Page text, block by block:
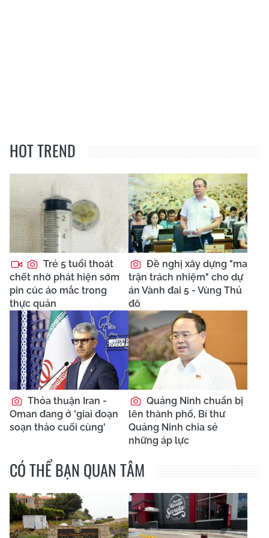
HOT TREND
Trẻ 5 tuổi thoát
chết nhờ phát hiện sớm
pin cúc áo mắc trong
thực quản
Đề nghị xây dựng "ma
trận trách nhiệm" cho dự
án Vành đai 5 - Vùng Thủ
đô
Thỏa thuận Iran -
Oman đang ở 'giai đoạn
soạn thảo cuối cùng'
Quảng Ninh chuẩn bị
lên thành phố, Bí thư
Quảng Ninh chia sẻ
những áp lực
CÓ THỂ BẠN QUAN TÂM